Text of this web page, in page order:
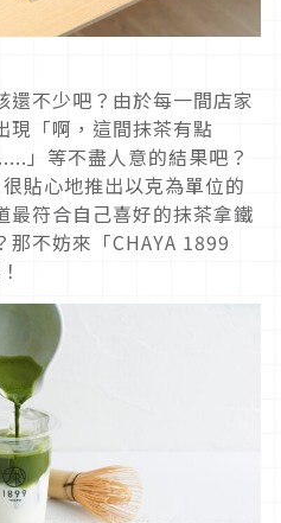
還不少吧？由於每一間店家
現「啊，這間抹茶有點
」等不盡人意的結果吧？
貼心地推出以克為單位的
最符合自己喜好的抹茶拿鐵
不妨來「CHAYA 1899